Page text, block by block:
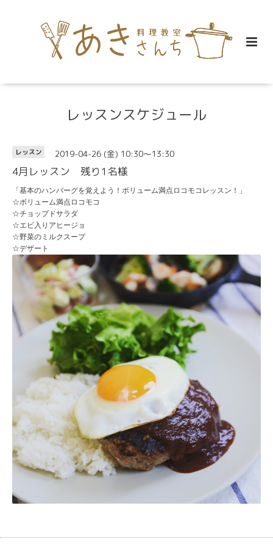
レッスンスケジュール
レッスン 2019-04-26 (金) 10:30～13:30
4月レッスン 残り1名様
「基本のハンバーグを覚えよう！ボリューム満点ロコモコレッスン！」
☆ボリューム満点ロコモコ
☆チョップドサラダ
☆エビ入りアヒージョ
☆野菜のミルクスープ
☆デザート